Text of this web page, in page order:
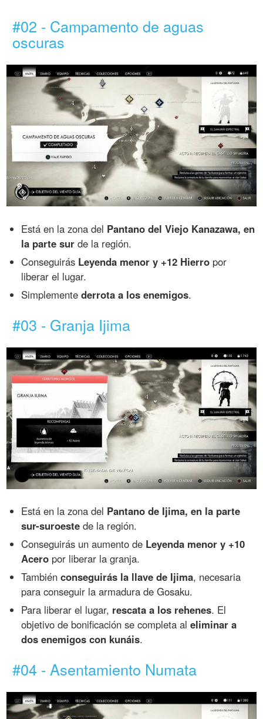
#02 - Campamento de aguas
oscuras
Está en la zona del Pantano del Viejo Kanazawa, en
la parte sur de la región.
Conseguirás Leyenda menor y +12 Hierro por
liberar el lugar.
Simplementederrota a los enemigos.
#03 - Granja Ijima
Está en la zona del Pantano de Ijima, en la parte
sur-suroeste de la región.
Conseguirás un aumento de Leyenda menor y +10
Acero por liberar la granja.
Tambiénconseguirás la llave de Ijima, necesaria
para conseguir la armadura de Gosaku.
Para liberar el lugar, rescata a los rehenes. El
objetivo de bonificación se completa aleliminar a
dos enemigos con kunáis.
#04 - Asentamiento Numata